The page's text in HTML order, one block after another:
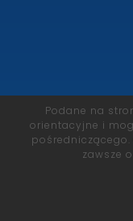
Podane na
orientacyjne i
zawsze